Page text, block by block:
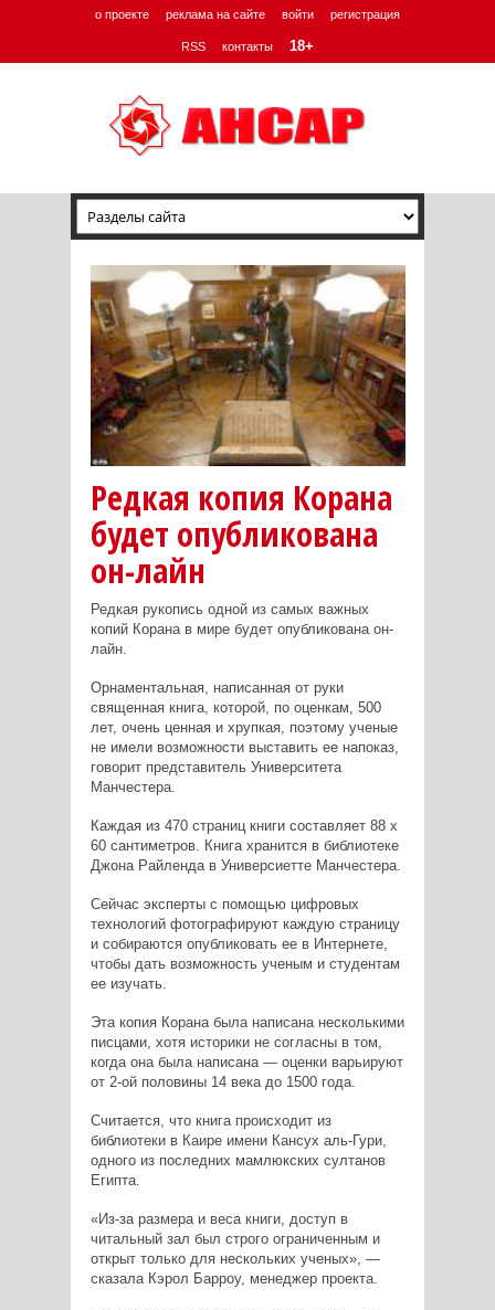
о проекте реклама на сайте войти регистрация
RSS контакты 18+
Редкая копия Корана
будет опубликована
он-лайн
Редкая рукопись одной из самых важных
копий Корана в мире будет опубликована он-
лайн.
Орнаментальная, написанная от руки
священная книга, которой, по оценкам, 500
лет, очень ценная и хрупкая, поэтому ученые
не имели возможности выставить ее напоказ,
говорит представитель Университета
Манчестера.
Каждая из 470 страниц книги составляет 88 x
60 сантиметров. Книга хранится в библиотеке
Джона Райленда в Универсиетте Манчестера.
Сейчас эксперты с помощью цифровых
технологий фотографируют каждую страницу
и собираются опубликовать ее в Интернете,
чтобы дать возможность ученым и студентам
ее изучать.
Эта копия Корана была написана несколькими
писцами, хотя историки не согласны в том,
когда она была написана — оценки варьируют
от 2-ой половины 14 века до 1500 года.
Считается, что книга происходит из
библиотеки в Каире имени Кансух аль-Гури,
одного из последних мамлюкских султанов
Египта.
«Из-за размера и веса книги, доступ в
читальный зал был строго ограниченным и
открыт только для нескольких ученых», —
сказала Кэрол Барроу, менеджер проекта.